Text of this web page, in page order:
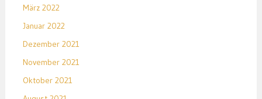
März 2022
Januar 2022
Dezember 2021
November 2021
Oktober 2021